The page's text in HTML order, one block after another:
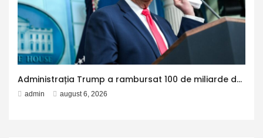
Administrația Trump a rambursat 100 de miliarde de dolari companiilor americane, după ce Curtea Supremă a decis că tarifele impuse de Trump sunt ilegale
admin august 6, 2026